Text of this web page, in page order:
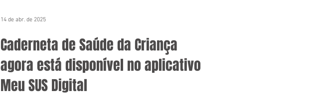
Caderneta de Saúde da Criança
agora está disponível no aplicativo
Meu SUS Digital
14 de abr. de 2025